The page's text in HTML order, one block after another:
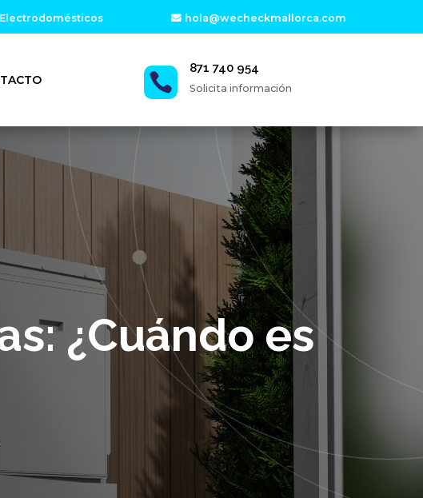
hola@wecheckmallorca.com

871 740 954
Solicita información
¿Cuándo es